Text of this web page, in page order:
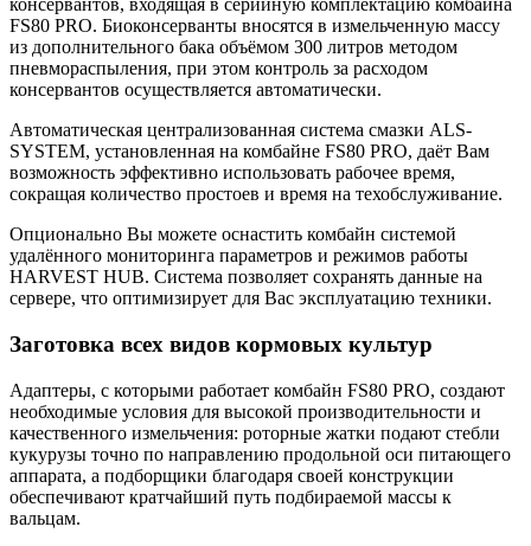
консервантов, входящая в серийную комплектацию комбайна
FS80 PRO. Биоконсерванты вносятся в измельченную массу
из дополнительного бака объёмом 300 литров методом
пневмораспыления, при этом контроль за расходом
консервантов осуществляется автоматически.
Автоматическая централизованная система смазки ALS-
SYSTEM, установленная на комбайне FS80 PRO, даёт Вам
возможность эффективно использовать рабочее время,
сокращая количество простоев и время на техобслуживание.
Опционально Вы можете оснастить комбайн системой
удалённого мониторинга параметров и режимов работы
HARVEST HUB. Система позволяет сохранять данные на
сервере, что оптимизирует для Вас эксплуатацию техники.
Заготовка всех видов кормовых культур
Адаптеры, с которыми работает комбайн FS80 PRO, создают
необходимые условия для высокой производительности и
качественного измельчения: роторные жатки подают стебли
кукурузы точно по направлению продольной оси питающего
аппарата, а подборщики благодаря своей конструкции
обеспечивают кратчайший путь подбираемой массы к
вальцам.